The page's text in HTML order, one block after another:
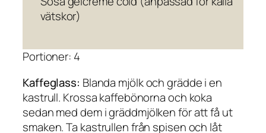
vätskor)
Portioner: 4
Kaffeglass: Blanda mjölk och grädde i en
kastrull. Krossa kaffebönorna och koka
sedan med dem i gräddmjölken för att få ut
smaken. Ta kastrullen från spisen och låt